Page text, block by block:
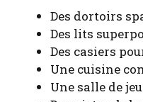
Des dor­toirs
Des lits
Des casiers
Une cui­sine
Une salle de